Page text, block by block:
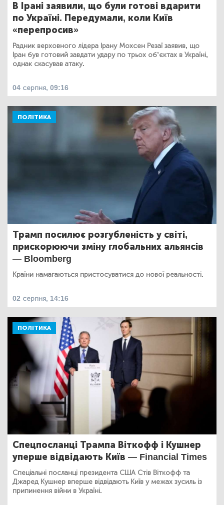
В Ірані заявили, що були готові вдарити
по Україні. Передумали, коли Київ
«перепросив»
Радник верховного лідера Ірану Мохсен Резаї заявив, що
Іран був готовий завдати удару по трьох об’єктах в Україні,
однак скасував атаку.
04 серпня, 09:16
ПОЛІТИКА
Трамп посилює розгубленість у світі,
прискорюючи зміну глобальних альянсів
— Bloomberg
Країни намагаються пристосуватися до нової реальності.
02 серпня, 14:16
ПОЛІТИКА
Спецпосланці Трампа Віткофф і Кушнер
уперше відвідають Київ — Financial Times
Спеціальні посланці президента США Стів Віткофф та
Джаред Кушнер вперше відвідають Київ у межах зусиль із
припинення війни в Україні.